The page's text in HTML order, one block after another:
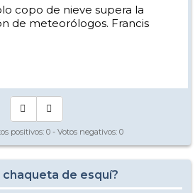
copo de nieve supera la
de meteorólogos. Francis
positivos: 0 - Votos negativos: 0
chaqueta de esquí?